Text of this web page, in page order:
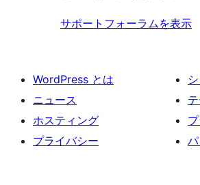
サポートフォーラムを表示
WordPress とは
ニュース
ホスティング
プライバシー